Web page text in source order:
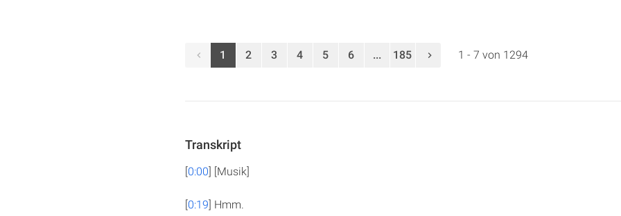
1 2 3 4 5 6 ... 185 1 - 7 von 1294
Transkript
[0:00] [Musik]
[0:19] Hmm.